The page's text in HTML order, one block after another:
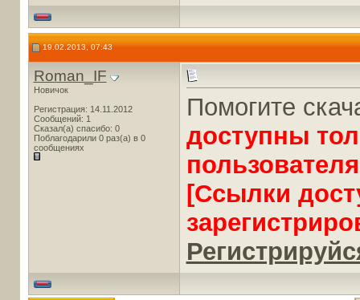
19.02.2013, 07:43
Roman_IF
Новичок
Регистрация: 14.11.2012
Сообщений: 1
Сказал(а) спасибо: 0
Поблагодарили 0 раз(а) в 0
сообщениях
Помогите
доступны
[Ссылки